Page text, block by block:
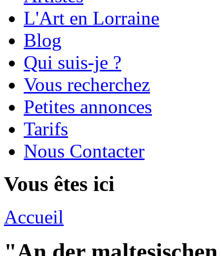
L'Art en Lorraine
Blog
Qui suis-je ?
Vous recherchez
Petites annonces
Tarifs
Nous Contacter
Vous êtes ici
Accueil